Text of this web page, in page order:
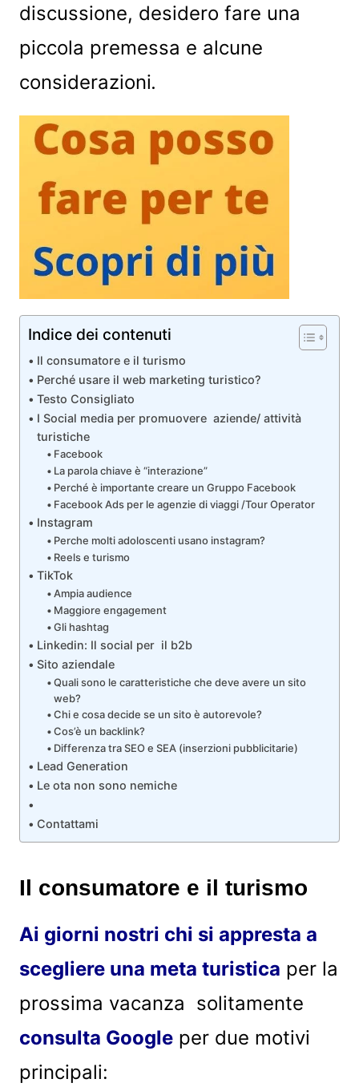
discussione, desidero fare una
piccola premessa e alcune
considerazioni.
Indice dei contenuti
Il consumatore e il turismo
Perché usare il web marketing turistico?
Testo Consigliato
I Social media per promuovere aziende/ attività
turistiche
Facebook
La parola chiave è “interazione”
Perché è importante creare un Gruppo Facebook
Facebook Ads per le agenzie di viaggi /Tour Operator
Instagram
Perche molti adoloscenti usano instagram?
Reels e turismo
TikTok
Ampia audience
Maggiore engagement
Gli hashtag
Linkedin: Il social per il b2b
Sito aziendale
Quali sono le caratteristiche che deve avere un sito
web?
Chi e cosa decide se un sito è autorevole?
Cos’è un backlink?
Differenza tra SEO e SEA (inserzioni pubblicitarie)
Lead Generation
Le ota non sono nemiche
Contattami
Il consumatore e il turismo
Ai giorni nostri chi si appresta a
scegliere una meta turistica per la
prossima vacanza solitamente
consulta Googleper due motivi
principali: